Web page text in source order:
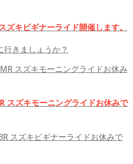
ズキビギナーライド開催します。
行きましょうか？
スズキモーニングライドお休みで